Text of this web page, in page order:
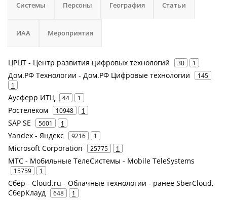
Системы Персоны География Статьи
ИАА Мероприятия
ЦРЦТ - Центр развития цифровых технологий 30 1
Дом.РФ Технологии - Дом.РФ Цифровые технологии
145
1
Аусферр ИТЦ 44 1
Ростелеком 10948 1
SAP SE 5601 1
Yandex - Яндекс 9216 1
Microsoft Corporation 25775 1
МТС - Мобильные ТелеСистемы - Mobile TeleSystems
15759 1
Сбер - Cloud.ru - Облачные технологии - ранее SberCloud,
СберКлауд
648 1